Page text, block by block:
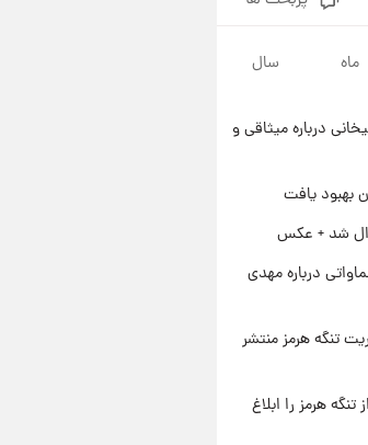
امروز پنجشنبه
اقساطی سایپا
کوییک، اطلس،
برای بازار طلا؛
سکه و طلا فردا
ماه سال
درباره میثاقی و
بهبود یافت
شد + عکس
درباره مهدی
تنگه هرمز منتشر
از تنگه هرمز را ابلاغ